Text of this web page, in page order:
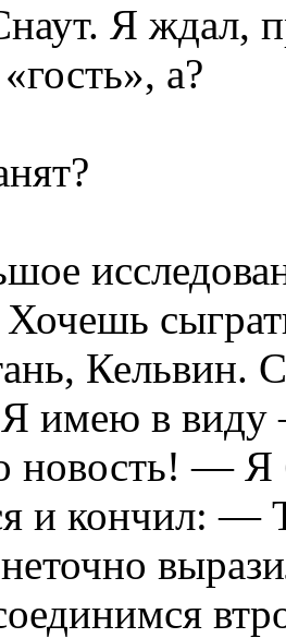
Я ждал,
а?
Кельвин.
Я имею в
новость! —
и кончил: —